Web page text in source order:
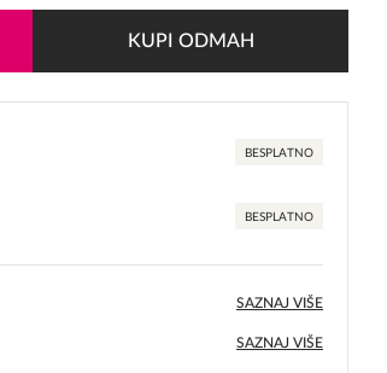
KUPI ODMAH
BESPLATNO
BESPLATNO
SAZNAJ VIŠE
SAZNAJ VIŠE